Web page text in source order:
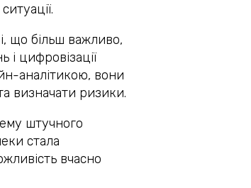
що більш важливо,
цифровізації
аналітикою, вони
визначати ризики.
штучного
стала
вчасно